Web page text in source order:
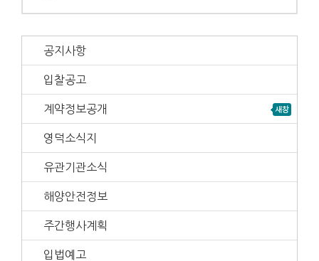
공지사항
입찰공고
계약정보공개
영덕소식지
유관기관소식
해양안전정보
주간행사계획
입법예고